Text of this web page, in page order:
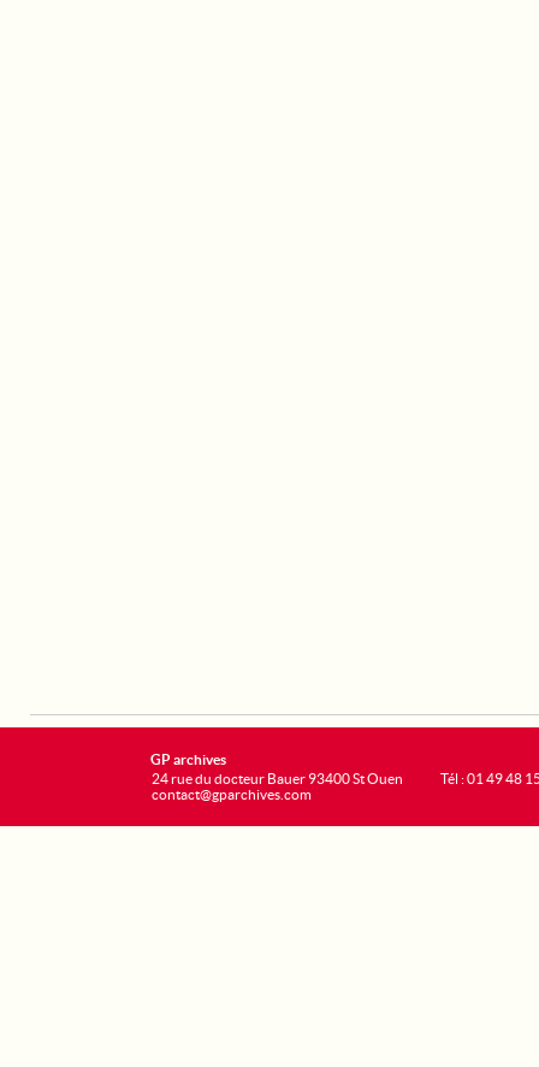
GP archives
24 rue du docteur Bauer 93400 St Ouen
contact@gparchives.com
Tél : 01 49 48